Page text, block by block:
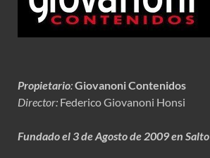
Propietario:Giovanoni Contenidos
Director: Federico Giovanoni Honsi
Fundado el 3 de Agosto de 2009 en Salto